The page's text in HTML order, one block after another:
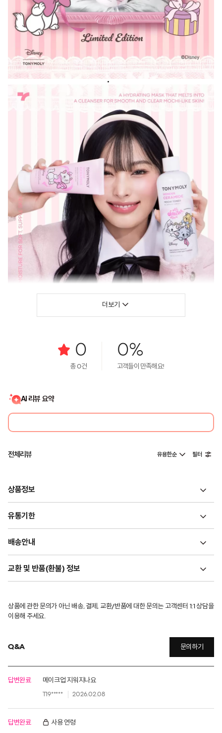
더보기
0
총0건
0%
고객들이 만족해요!
AI 리뷰 요약
전체리뷰 유용한순 필터
상품정보
유통기한
배송안내
교환 및 반품(환불) 정보
상품에 관한 문의가 아닌 배송, 결제, 교환/반품에 대한 문의는 고객센터 1:1 상담을
이용해 주세요.
Q&A 문의하기
답변완료 메이크업 지워지나요
T19***** 2026.02.08
답변완료 사용 연령